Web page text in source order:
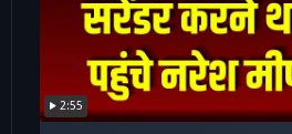
2:55